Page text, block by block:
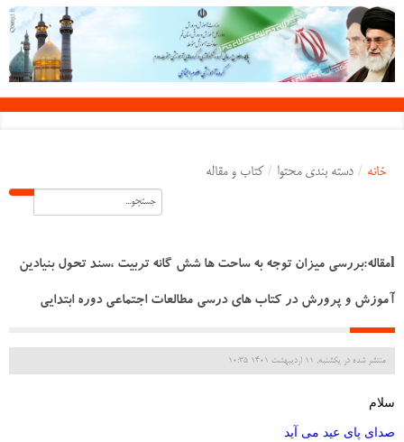
خانه / دسته بندی محتوا / کتاب و مقاله
lمقاله:بررسی میزان توجه به ساحت ها شش گانه تربیت ،سند تحول بنیادین
آموزش و پرورش در کتاب های درسی مطالعات اجتماعی دوره ابتدایی
منتشر شده در یکشنبه, 11 ارديبهشت 1401 10:35
سلام
صدای پای عید می آید